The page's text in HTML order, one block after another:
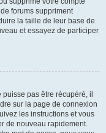
forums suppriment
la taille de leur base de
et essayez de participer
pas être récupéré, il
sur la page de connexion
les instructions et vous
de nouveau rapidement.